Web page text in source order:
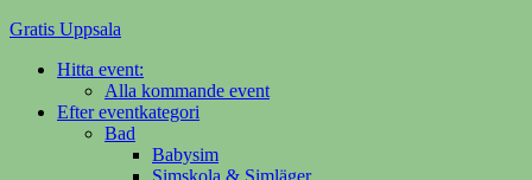
Gratis Uppsala
Din evenemangsguide på nätet
Hitta event:
Alla kommande event
Efter eventkategori
Bad
Babysim
Simskola & Simläger